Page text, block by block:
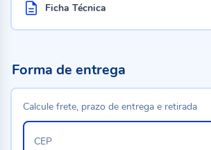
Ficha Técnica
Forma de entrega
Calcule frete, prazo de entrega e retirada
CEP